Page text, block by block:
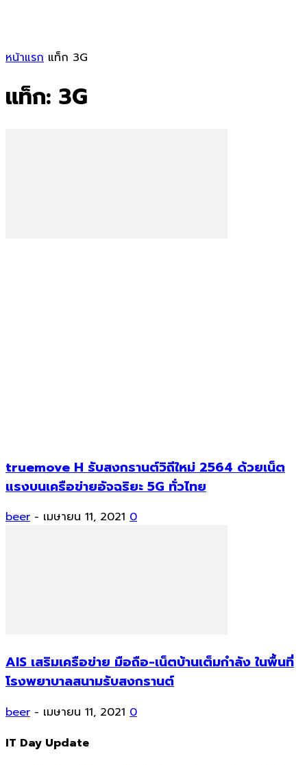
หน้าแรก แท็ก 3G
แท็ก: 3G
truemove H รับสงกรานต์วิถีใหม่ 2564 ด้วยเน็ต
แรงบนเครือข่ายอัจฉริยะ 5G ทั่วไทย
beer - เมษายน 11, 2021 0
AIS เสริมเครือข่าย มือถือ-เน็ตบ้านเต็มกำลัง ในพื้นที่
โรงพยาบาลสนามรับสงกรานต์
beer - เมษายน 11, 2021 0
IT Day Update